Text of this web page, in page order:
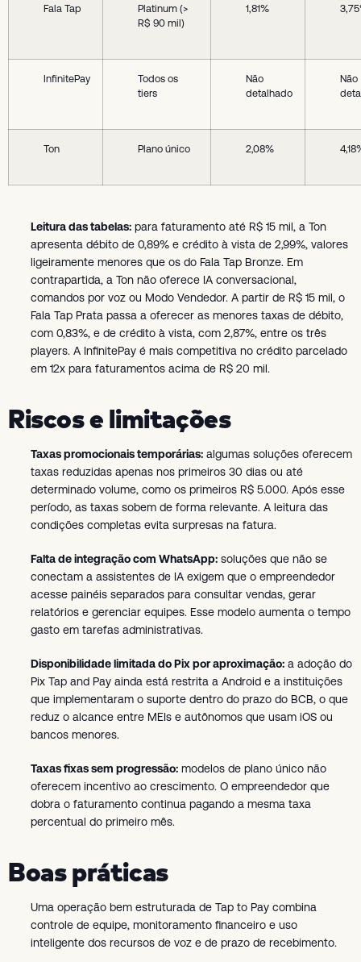
Fala Tap
Platinum (>
R$ 90 mil)
1,81%
InfinitePay
Todos os
tiers
Não
detalhado
Não
Ton Plano único 2,08%
Leitura das tabelas: para faturamento até R$ 15 mil, a Ton
apresenta débito de 0,89% e crédito à vista de 2,99%, valores
ligeiramente menores que os do Fala Tap Bronze. Em
contrapartida, a Ton não oferece IA conversacional,
comandos por voz ou Modo Vendedor. A partir de R$ 15 mil, o
Fala Tap Prata passa a oferecer as menores taxas de débito,
com 0,83%, e de crédito à vista, com 2,87%, entre os três
players. A InfinitePay é mais competitiva no crédito parcelado
em 12x para faturamentos acima de R$ 20 mil.
Riscos e limitações
Taxas promocionais temporárias: algumas soluções oferecem
taxas reduzidas apenas nos primeiros 30 dias ou até
determinado volume, como os primeiros R$ 5.000. Após esse
período, as taxas sobem de forma relevante. A leitura das
condições completas evita surpresas na fatura.
Falta de integração com WhatsApp: soluções que não se
conectam a assistentes de IA exigem que o empreendedor
acesse painéis separados para consultar vendas, gerar
relatórios e gerenciar equipes. Esse modelo aumenta o tempo
gasto em tarefas administrativas.
Disponibilidade limitada do Pix por aproximação: a adoção do
Pix Tap and Pay ainda está restrita a Android e a instituições
que implementaram o suporte dentro do prazo do BCB, o que
reduz o alcance entre MEIs e autônomos que usam iOS ou
bancos menores.
Taxas fixas sem progressão: modelos de plano único não
oferecem incentivo ao crescimento. O empreendedor que
dobra o faturamento continua pagando a mesma taxa
percentual do primeiro mês.
Boas práticas
Uma operação bem estruturada de Tap to Pay combina
controle de equipe, monitoramento financeiro e uso
inteligente dos recursos de voz e de prazo de recebimento.